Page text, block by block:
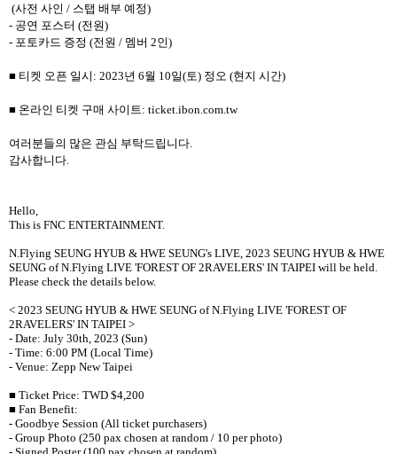
(사전 사인 / 스탭 배부 예정)
- 공연 포스터 (전원)
- 포토카드 증정 (전원 / 멤버 2인)
■ 티켓 오픈 일시 : 2023년 6월 10일(토) 정오 (현지 시간)
■ 온라인 티켓 구매 사이트: ticket.ibon.com.tw
여러분들의 많은 관심 부탁드립니다.
감사합니다.
Hello,
This is FNC ENTERTAINMENT.
N.Flying SEUNG HYUB & HWE SEUNG's LIVE, 2023 SEUNG HYUB & HWE
SEUNG of N.Flying LIVE 'FOREST OF 2RAVELERS' IN TAIPEI will be held.
Please check the details below.
< 2023 SEUNG HYUB & HWE SEUNG of N.Flying LIVE 'FOREST OF
2RAVELERS' IN TAIPEI >
- Date: July 30th, 2023 (Sun)
- Time: 6:00 PM (Local Time)
- Venue: Zepp New Taipei
■ Ticket Price: TWD $4,200
■ Fan Benefit:
- Goodbye Session (All ticket purchasers)
- Group Photo (250 pax chosen at random / 10 per photo)